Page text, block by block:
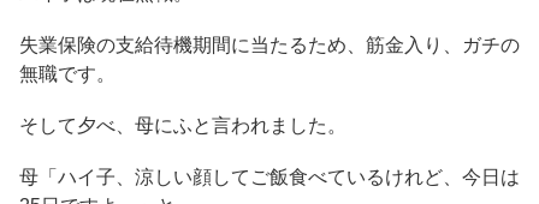
失業保険の支給待機期間に当たるため、筋金入り、ガチの
無職です。
そして夕べ、母にふと言われました。
母「ハイ子、涼しい顔してご飯食べているけれど、今日は